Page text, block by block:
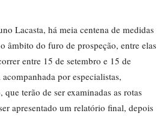
Lacasta, há meia centena de medidas
âmbito do furo de prospeção, entre elas
entre 15 de setembro e 15 de
por especialistas,
terão de ser examinadas as rotas
apresentado um relatório final, depois